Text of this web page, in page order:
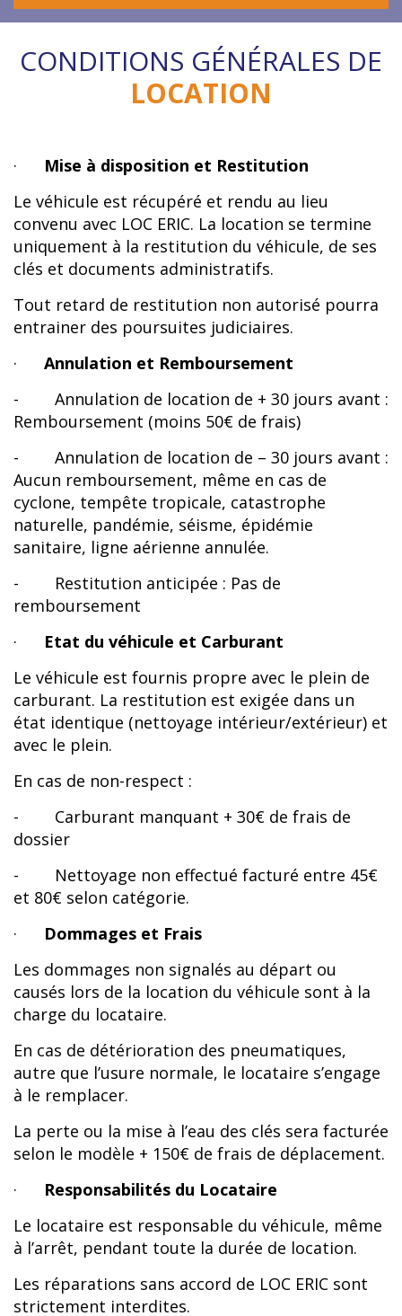
CONDITIONS GÉNÉRALES DE
LOCATION
· Mise à disposition et Restitution
Le véhicule est récupéré et rendu au lieu
convenu avec LOC ERIC. La location se termine
uniquement à la restitution du véhicule, de ses
clés et documents administratifs.
Tout retard de restitution non autorisé pourra
entrainer des poursuites judiciaires.
· Annulation et Remboursement
- Annulation de location de + 30 jours avant :
Remboursement (moins 50€ de frais)
- Annulation de location de – 30 jours avant :
Aucun remboursement, même en cas de
cyclone, tempête tropicale, catastrophe
naturelle, pandémie, séisme, épidémie
sanitaire, ligne aérienne annulée.
- Restitution anticipée : Pas de
remboursement
· Etat du véhicule et Carburant
Le véhicule est fournis propre avec le plein de
carburant. La restitution est exigée dans un
état identique (nettoyage intérieur/extérieur) et
avec le plein.
En cas de non-respect :
- Carburant manquant + 30€ de frais de
dossier
- Nettoyage non effectué facturé entre 45€
et 80€ selon catégorie.
· Dommages et Frais
Les dommages non signalés au départ ou
causés lors de la location du véhicule sont à la
charge du locataire.
En cas de détérioration des pneumatiques,
autre que l’usure normale, le locataire s’engage
à le remplacer.
La perte ou la mise à l’eau des clés sera facturée
selon le modèle + 150€ de frais de déplacement.
· Responsabilités du Locataire
Le locataire est responsable du véhicule, même
à l’arrêt, pendant toute la durée de location.
Les réparations sans accord de LOC ERIC sont
strictement interdites.